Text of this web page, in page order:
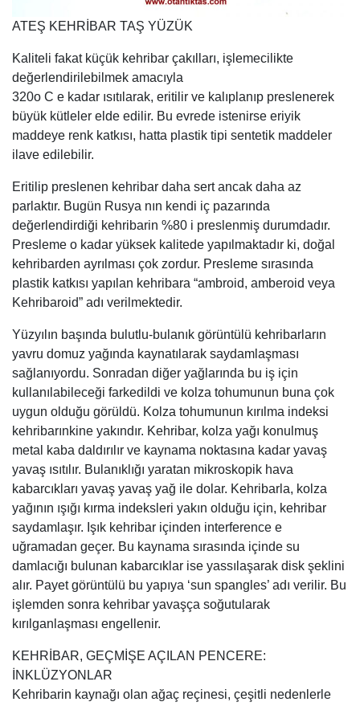
ATEŞ KEHRİBAR TAŞ YÜZÜK
Kaliteli fakat küçük kehribar çakılları, işlemecilikte
değerlendirilebilmek amacıyla
320o C e kadar ısıtılarak, eritilir ve kalıplanıp preslenerek
büyük kütleler elde edilir. Bu evrede istenirse eriyik
maddeye renk katkısı, hatta plastik tipi sentetik maddeler
ilave edilebilir.
Eritilip preslenen kehribar daha sert ancak daha az
parlaktır. Bugün Rusya nın kendi iç pazarında
değerlendirdiği kehribarin %80 i preslenmiş durumdadır.
Presleme o kadar yüksek kalitede yapılmaktadır ki, doğal
kehribarden ayrılması çok zordur. Presleme sırasında
plastik katkısı yapılan kehribara “ambroid, amberoid veya
Kehribaroid” adı verilmektedir.
Yüzyılın başında bulutlu-bulanık görüntülü kehribarların
yavru domuz yağında kaynatılarak saydamlaşması
sağlanıyordu. Sonradan diğer yağlarında bu iş için
kullanılabileceği farkedildi ve kolza tohumunun buna çok
uygun olduğu görüldü. Kolza tohumunun kırılma indeksi
kehribarınkine yakındır. Kehribar, kolza yağı konulmuş
metal kaba daldırılır ve kaynama noktasına kadar yavaş
yavaş ısıtılır. Bulanıklığı yaratan mikroskopik hava
kabarcıkları yavaş yavaş yağ ile dolar. Kehribarla, kolza
yağının ışığı kırma indeksleri yakın olduğu için, kehribar
saydamlaşır. Işık kehribar içinden interference e
uğramadan geçer. Bu kaynama sırasında içinde su
damlacığı bulunan kabarcıklar ise yassılaşarak disk şeklini
alır. Payet görüntülü bu yapıya ‘sun spangles’ adı verilir. Bu
işlemden sonra kehribar yavaşça soğutularak
kırılganlaşması engellenir.
KEHRİBAR, GEÇMİŞE AÇILAN PENCERE:
İNKLÜZYONLAR
Kehribarin kaynağı olan ağaç reçinesi, çeşitli nedenlerle